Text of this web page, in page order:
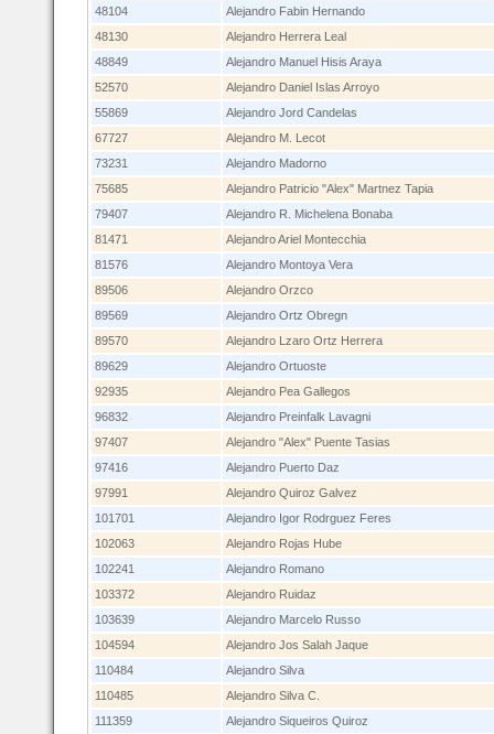
48104
Alejandro Fabin Hernando
48130
Alejandro Herrera Leal
48849
Alejandro Manuel Hisis Araya
52570
Alejandro Daniel Islas Arroyo
55869
Alejandro Jord Candelas
67727
Alejandro M. Lecot
73231
Alejandro Madorno
75685
Alejandro Patricio "Alex" Martnez Tapia
79407
Alejandro R. Michelena Bonaba
81471
Alejandro Ariel Montecchia
81576
Alejandro Montoya Vera
89506
Alejandro Orzco
89569
Alejandro Ortz Obregn
89570
Alejandro Lzaro Ortz Herrera
89629
Alejandro Ortuoste
92935
Alejandro Pea Gallegos
96832
Alejandro Preinfalk Lavagni
97407
Alejandro "Alex" Puente Tasias
97416
Alejandro Puerto Daz
97991
Alejandro Quiroz Galvez
101701
Alejandro Igor Rodrguez Feres
102063
Alejandro Rojas Hube
102241
Alejandro Romano
103372
Alejandro Ruidaz
103639
Alejandro Marcelo Russo
104594
Alejandro Jos Salah Jaque
110484
Alejandro Silva
110485
Alejandro Silva C.
111359
Alejandro Siqueiros Quiroz